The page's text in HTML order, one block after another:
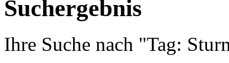
Suchergebnis
Ihre Suche nach "Tag: